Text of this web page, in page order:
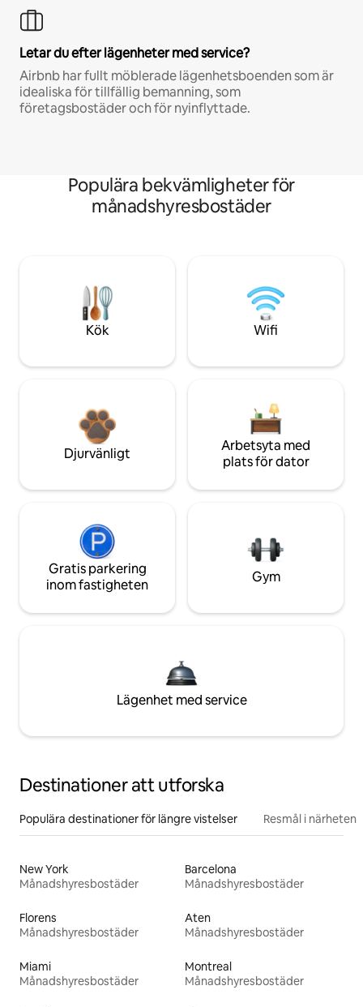
Letar du efter lägenheter med service?
Airbnb har fullt möblerade lägenhetsboenden som är
idealiska för tillfällig bemanning, som
företagsbostäder och för nyinflyttade.
Populära bekvämligheter för
månadshyresbostäder
Kök Wifi
Djurvänligt
Arbetsyta med
plats för dator
Gratis parkering
inom fastigheten
Gym
Lägenhet med service
Destinationer att utforska
Populära destinationer för längre vistelser Resmål i närheten
New York
Månadshyresbostäder
Barcelona
Månadshyresbostäder
Florens
Månadshyresbostäder
Aten
Månadshyresbostäder
Miami
Månadshyresbostäder
Montreal
Månadshyresbostäder